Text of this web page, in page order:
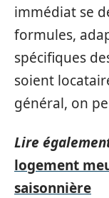
immédiat se
formules,
spécifiques
soient
général, on
Lire
logement
saisonnière